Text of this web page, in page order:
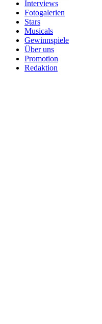
Interviews
Fotogalerien
Stars
Musicals
Gewinnspiele
Über uns
Promotion
Redaktion